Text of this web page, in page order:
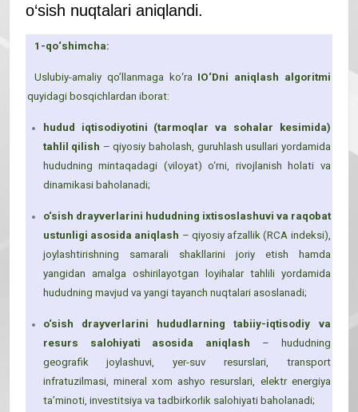
o‘sish nuqtalari aniqlandi.
1-qo‘shimcha:
Uslubiy-amaliy qoʼllanmaga ko‘ra IO‘Dni aniqlash algoritmi
quyidagi bosqichlardan iborat:
hudud iqtisodiyotini (tarmoqlar va sohalar kesimida)
tahlil qilish – qiyosiy baholash, guruhlash usullari yordamida
hududning mintaqadagi (viloyat) o‘rni, rivojlanish holati va
dinamikasi baholanadi;
o‘sish drayverlarini hududning ixtisoslashuvi va raqobat
ustunligi asosida aniqlash – qiyosiy afzallik (RCA indeksi),
joylashtirishning samarali shakllarini joriy etish hamda
yangidan amalga oshirilayotgan loyihalar tahlili yordamida
hududning mavjud va yangi tayanch nuqtalari asoslanadi;
o‘sish drayverlarini hududlarning tabiiy-iqtisodiy va
resurs salohiyati asosida aniqlash – hududning
geografik joylashuvi, yer-suv resurslari, transport
infratuzilmasi, mineral xom ashyo resurslari, elektr energiya
taʼminoti, investitsiya va tadbirkorlik salohiyati baholanadi;